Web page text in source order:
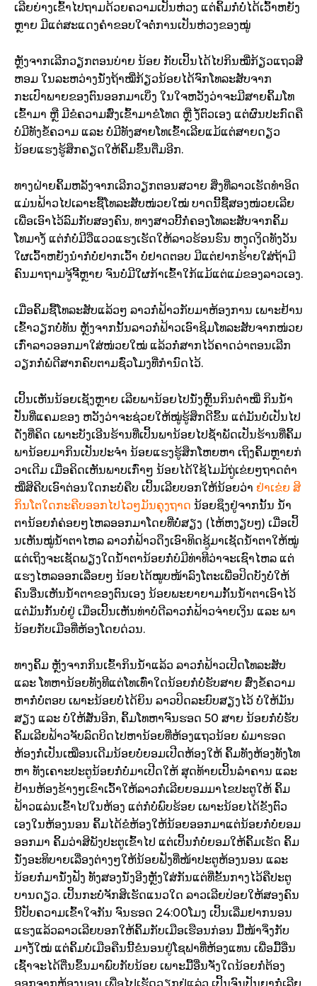
ເລີຍຍ່າງເຂົ້າໄປຖາມດ້ວຍຄວາມເປັນຫ່ວງ ແຕ່ຄິ້ມກໍ່ບໍ່ໄດ້ເວົ້າຫຍັງ
ຫຼາຍ ມີແຕ່ສະແດງຄຳຂອບໃຈຕໍ່ການເປັນຫ່ວງຂອງໝູ່
ຫຼັງຈາກເລີກວຽກຕອນບ່າຍ ນ້ອຍ ກັບເປິ້ນໄດ້ໄປກິນໝີ່ກ້ຽວແຖວສີ
ຫອມ ໃນລະຫວ່າງນັ່ງຖ້າໝີ່ກ້ຽວນ້ອຍໄດ້ຈົກໂທລະສັບຈາກ
ກະເປົາພາຍຂອງຕົນອອກມາເບິ່ງ ໃນໃຈຫວັງວ່າຈະມີສາຍຄິ້ມໂທ
ເຂົ້າມາ ຫຼື ມີຂໍຄວາມສົ່ງເຂົ້າມາຂໍໂທດ ຫຼື ງໍ້ຕົວເອງ ແຕ່ຜົນປະກົດຄື
ບໍ່ມີທັງຂໍ້ຄວາມ ແລະ ບໍ່ມີທັງສາຍໂທເຂົ້າເລີຍແມ້ແຕ່ສາຍດຽວ
ນ້ອຍແຮງຮູ້ສຶກຄຽດໃຫ້ຄິ້ມຂຶ້ນຕື່ມອີກ.
ທາງຝ່າຍຄິ້ມຫລັງຈາກເລີກວຽກຕອນສວາຍ ສິ່ງທີ່ລາວເຮັດທຳອິດ
ແມ່ນຟ້າວໄປເລາະຊື້ໂທລະສັບໜ່ວຍໃໝ່ ບາດນີ້ຊື້ສອງໜ່ວຍເລີຍ
ເພື່ອເອົາໄວ້ລົມກັບສອງຄົນ, ທາງສາວບີ້ກໍ່ຄອງໂທລະສັບຈາກຄິ້ມ
ໂທມາງໍ້ ແຕ່ກໍ່ບໍ່ມີວີ່ແວວແຮງເຮັດໃຫ້ລາວຮ້ອນຮົນ ຫງຸດງິດທັງວັນ
ໃຜເວົ້າຫຍັງນຳກໍ່ບໍ່ຢາກເວົ້າ ບໍ່ຢາດຕອບ ມີແຕ່ຢາກຮ້າຍໃສ່ຖ້າມີ
ຄົນມາຖາມຈູ້ຈີ້ຫຼາຍ ຈົນບໍ່ມີໃຜກ້າເຂົ້າໃກ້ແມ້ແຕ່ແມ່ຂອງລາວເອງ.
ເມື່ອຄິ້ມຊື້ໂທລະສັບແລ້ວໆ ລາວກໍ່ຟ້າວກັບມາຫ້ອງການ ເພາະຢ້ານ
ເຂົ້າວຽກບໍ່ທັນ ຫຼັງຈາກນັ້ນລາວກໍ່ຟ້າວເອົາຊິມໂທລະສັບຈາກໜ່ວຍ
ເກົ່າລາວອອກມາໃສ່ໜ່ວຍໃໝ່ ແລ້ວກໍ່ສາກໄວ້ຄາດວ່າຕອນເລີກ
ວຽກກໍ່ພໍດີສາກຄົບຕາມຊົ່ວໂມງທີ່ກຳນົດໄວ້.
ເປິ້ນເຫັນນ້ອຍເຊັງຫຼາຍ ເລີຍພານ້ອຍໄປນັ່ງຫຼິ້ນກິນຕຳໝີ່ ກິນນ້ຳ
ປັ່ນທີ່ແຄມຂອງ ຫວັງວ່າຈະຊ່ວຍໃຫ້ໝູ່ຮູ້ສຶກດີຂຶ້ນ ແຕ່ມັນບໍ່ເປັນໄປ
ດັ່ງທີ່ຄິດ ເພາະບັງເອີນຮ້ານທີ່ເປິ້ນພານ້ອຍໄປຊ້ຳພັດເປັນຮ້ານທີ່ຄິ້ມ
ພານ້ອຍມາກິນເປັນປະຈຳ ນ້ອຍແຮງຮູ້ສຶກໂຫຍຫາ ເຖິງຄິ້ມຫຼາຍກ່
ວາເດີມ ເມື່ອຄິດເຫັນພາບເກົ່າໆ ນ້ອຍໄດ້ໃຊ້ໄມມ້ຖູ່ເຂ່ຍໆຖາດຕຳ
ໝີ່ສິຄີບເອົາຕ່ອນໃດກະບໍ່ຄືບ ເປິ້ນເລີຍບອກໃຫ້ນ້ອຍວ່າ ຢ່າເຂ່ຍ ສິ
ກິນໂຕໃດກະຄີບອອກໄປໄວໆມັນຄຸງຖາດ ນ້ອຍຊຶງຢູ່ຈາກນັ້ນ ນ້ຳ
ຕານ້ອຍກໍ່ຄ່ອຍໆໄຫລອອກມາໂດຍທີ່ບໍ່ສຽງ (ໄຫ້ຫງຽບໆ) ເມື່ອເປິ້
ນເຫັນໝູ່ນ້ຳຕາໄຫລ ລາວກໍ່ຟ້າວດຶງເອົາທິດຊູ້ມາເຊັດນ້ຳຕາໃຫ້ໝູ່
ແຕ່ເຖິງຈະເຊັດພຽງໃດນ້ຳຕານ້ອຍກໍ່ບໍມີທ່າທີວ່າຈະເຊົາໄຫລ ແຕ່
ແຮງໄຫລອອກເລື່ອຍໆ ນ້ອຍໄດ້ໝູບໜ້າລົງໂຕະເພື່ອປິດບັງບໍ່ໃຫ້
ຄົນອື່ນເຫັນນ້ຳຕາຂອງຕົນເອງ ນ້ອຍພະຍາຍາມກັ້ນນ້ຳຕາເອົາໄວ້
ແຕ່ມັນກັ້ນບໍ່ຢູ່ ເມື່ອເປິ້ນເຫັນທ່າບໍ່ດີລາວກໍ່ຟ້າວຈ່າຍເງິນ ແລະ ພາ
ນ້ອຍກັບເມືອທີ່ຫ້ອງໂດຍດ່ວນ.
ທາງຄິ້ມ ຫຼັງຈາກກິນເຂົ້າກິນນ້ຳແລ້ວ ລາວກໍ່ຟ້າວເປີດໂທລະສັບ
ແລະ ໂທຫານ້ອຍທັງທີແຕ່ໂທເທົ່າໃດນ້ອຍກໍ່ບໍ່ຮັບສາຍ ສົ່ງຂໍ້ຄວາມ
ຫາກໍ່ບໍ່ຕອບ ເພາະນ້ອຍບໍ່ໄດ້ຍິນ ລາວປິດລະບົບສຽງໄວ້ ບໍ່ໃຫ້ມັນ
ສຽງ ແລະ ບໍ່ໃຫ້ສັ່ນອີກ, ຄິ້ມໂທຫາຈົນຮອດ 50 ສາຍ ນ້ອຍກໍ່ບໍ່ຮັບ
ຄິ້ມເລີຍຟ້າວຈັບລົດບິດໄປຫານ້ອຍທີ່ຫ້ອງແຖວນ້ອຍ ພໍມາຮອດ
ຫ້ອງກໍ່ເປັນເໝືອນເດີມນ້ອຍບໍ່ຍອມເປີດຫ້ອງໃຫ້ ຄິ້ມທັງຫ້ອງທັງໂທ
ຫາ ທັງເຄາະປະຕູນ້ອຍກໍ່ບໍ່ມາເປີດໃຫ້ ສຸດທ້າຍເປິ້ນລຳຄານ ແລະ
ຢ້ານຫ້ອງຂ້າງໆເຂົາເວົ້າໃຫ້ລາວກໍ່ເລີຍຍອມມາໄຂປະຕູໃຫ້ ຄິ້ມ
ຟ້າວແລ່ນເຂົ້າໄປໃນຫ້ອງ ແຕ່ກໍ່ບໍ່ພົບຮ້ອຍ ເພາະນ້ອຍໄດ້ຂັງຕົວ
ເອງໃນຫ້ອງນອນ ຄິ້ມໄດ້ຂໍຫ້ອງໃຫ້ນ້ອຍອອກມາແຕ່ນ້ອຍກໍ່ບໍ່ຍອມ
ອອກມາ ຄິ້ມວ່າສິພັງປະຕູເຂົ້າໄປ ແຕ່ເປິ້ນກໍ່ບໍ່ຍອມໃຫ້ຄິ້ມເຮັດ ຄິ້ມ
ນັ່ງອະທິບາຍເລື່ອງຕ່າງໆໃຫ້ນ້ອຍຟັງທີ່ໜ້າປະຕູຫ້ອງນອນ ແລະ
ນ້ອຍກໍ່ມານັ່ງຟັງ ທັງສອງນັ່ງອີງຫຼັງໃສ່ກັນແຕ່ທີ່ຂັ້ນກາງໄວ້ຄືປະຕູ
ບານດຽວ. ເປິ້ນກະບໍ່ຈັກສິເຮັດແນວໃດ ລາວເລີຍປ່ອຍໃຫ້ສອງຄົນ
ນີ້ປັບຄວາມເຂົ້າໃຈກັນ ຈົນຮອດ 24:00ໂມງ ເປິ້ນເລີ່ມຢາກນອນ
ແຮງແລ້ວລາວເລີຍບອກໃຫ້ຄິ້ມກັບເມືອເຮືອນກ່ອນ ມື້ໜ້າຈິ່ງກັບ
ມາງໍ້ໃໝ່ ແຕ່ຄິ້ມບໍ່ເມືອຄືນນີ້ຂໍນອນຢູ່ໂຊຟາທີ່ຫ້ອງແທນ ເພື່ອມື້ອື່ນ
ເຊົ້າຈະໄດ້ຕື່ນຂຶ້ນມາພົບກັບນ້ອຍ ເພາະມື້ອື່ນຈັ່ງໃດນ້ອຍກໍ່ຕ້ອງ